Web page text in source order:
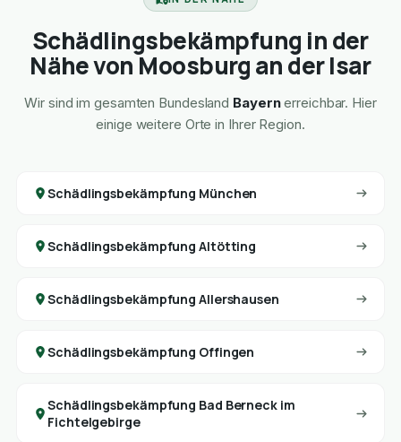
Schädlingsbekämpfung in der
Nähe von Moosburg an der Isar
Wir sind im gesamten Bundesland Bayernerreichbar. Hier
einige weitere Orte in Ihrer Region.
Schädlingsbekämpfung München
Schädlingsbekämpfung Altötting
Schädlingsbekämpfung Allershausen
Schädlingsbekämpfung Offingen
Schädlingsbekämpfung Bad Berneck im
Fichtelgebirge